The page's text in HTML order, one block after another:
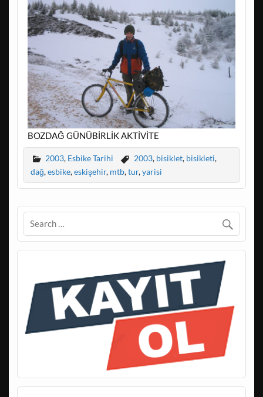
BOZDAĞ GÜNÜBİRLİK AKTİVİTE
2003, Esbike Tarihi 2003, bisiklet, bisikleti,
dağ,esbike,eskişehir, mtb,tur,yarisi